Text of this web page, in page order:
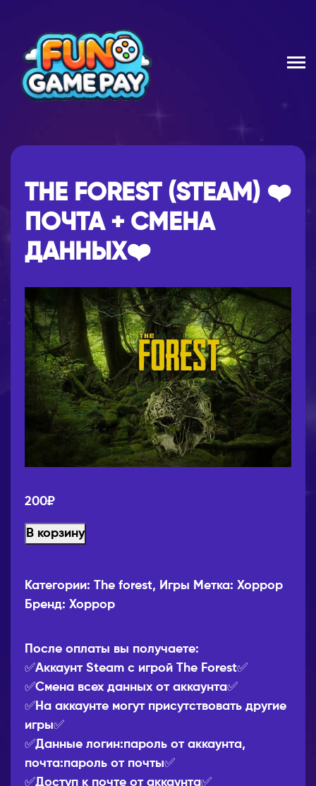
THE FOREST (STEAM) ❤️
ПОЧТА + СМЕНА
ДАННЫХ❤️
200₽
В корзину
Категории: The forest, Игры Метка: Хоррор
Бренд: Хоррор
После оплаты вы получаете:
✅Аккаунт Steam с игрой The Forest✅
✅Смена всех данных от аккаунта✅
✅На аккаунте могут присутствовать другие
игры✅
✅Данные логин:пароль от аккаунта,
почта:пароль от почты✅
✅Доступ к почте от аккаунта✅